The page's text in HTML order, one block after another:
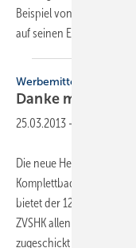
Beispiel von über 40
auf seinen Eckring-
Werbemittel
Danke mit
25.03.2013 -
Die neue Heizung ist
Komplettbad? Dann ist
bietet der 12-seitige
ZVSHK allen
zugeschickt hat.